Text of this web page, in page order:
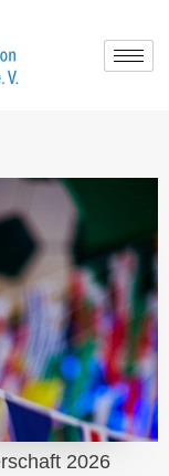
Sportwetten
2026